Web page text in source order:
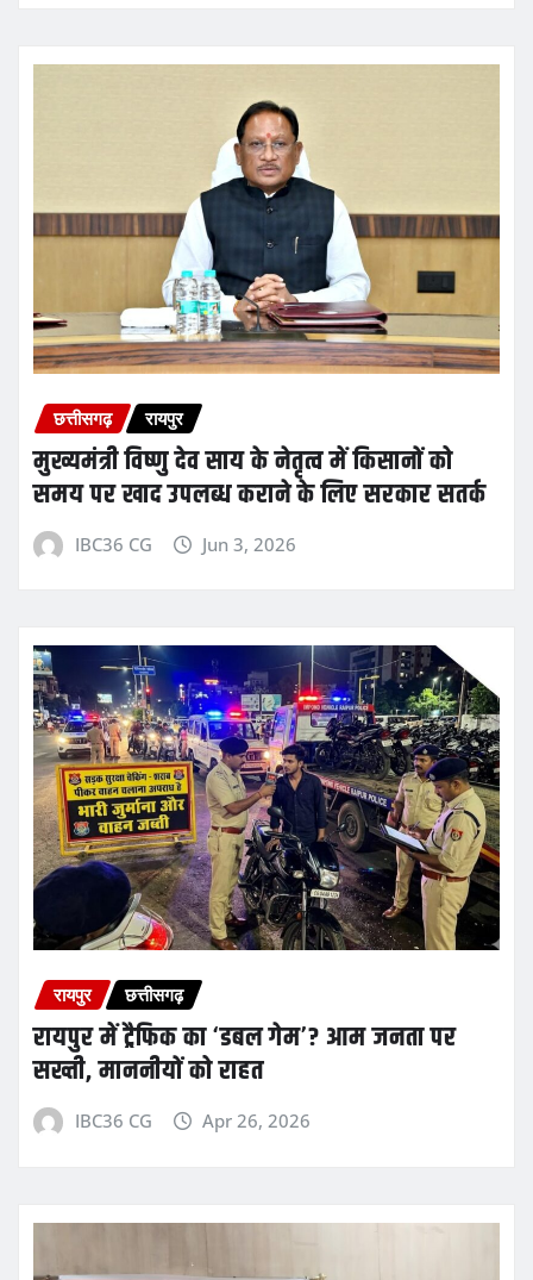
छत्तीसगढ़ रायपुर
मुख्यमंत्री विष्णु देव साय के नेतृत्व में किसानों को
समय पर खाद उपलब्ध कराने के लिए सरकार सतर्क
IBC36 CG Jun 3, 2026
रायपुर छत्तीसगढ़
रायपुर में ट्रैफिक का ‘डबल गेम’? आम जनता पर
सख्ती, माननीयों को राहत
IBC36 CG Apr 26, 2026